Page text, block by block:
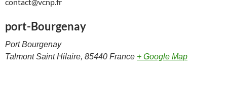
port-Bourgenay
Port Bourgenay
Talmont Saint Hilaire, 85440 France + Google Map